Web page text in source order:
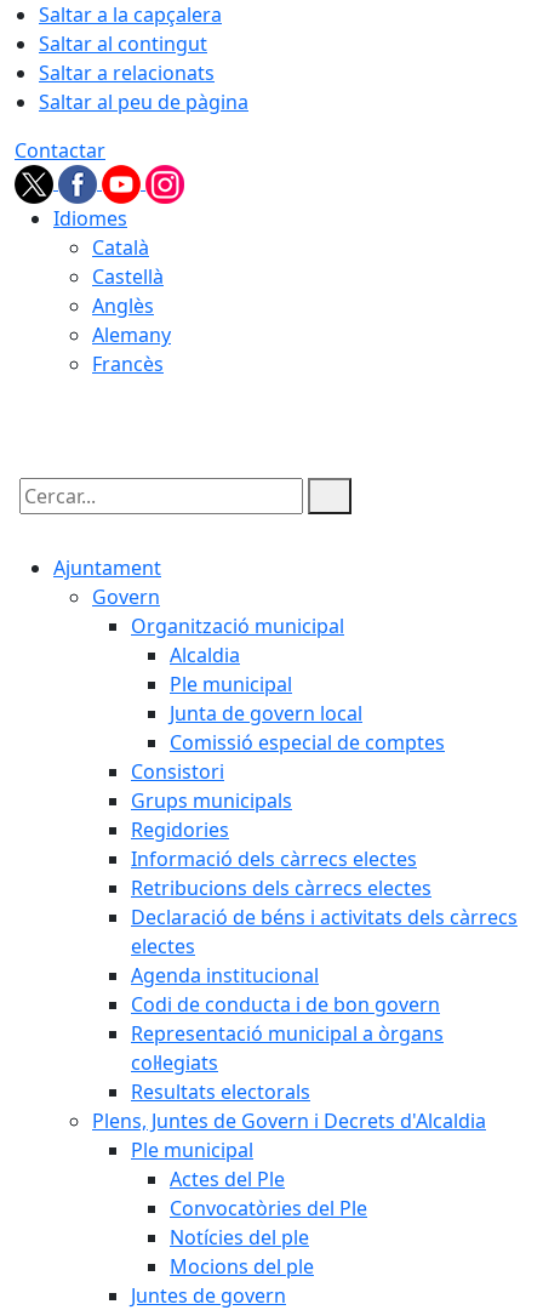
Saltar a la capçalera
Saltar al contingut
Saltar a relacionats
Saltar al peu de pàgina
Contactar
Idiomes
Català
Castellà
Anglès
Alemany
Francès
Cercar:
Ajuntament
Govern
Organització municipal
Alcaldia
Ple municipal
Junta de govern local
Comissió especial de comptes
Consistori
Grups municipals
Regidories
Informació dels càrrecs electes
Retribucions dels càrrecs electes
Declaració de béns i activitats dels càrrecs
electes
Agenda institucional
Codi de conducta i de bon govern
Representació municipal a òrgans
col·legiats
Resultats electorals
Plens, Juntes de Govern i Decrets d'Alcaldia
Ple municipal
Actes del Ple
Convocatòries del Ple
Notícies del ple
Mocions del ple
Juntes de govern